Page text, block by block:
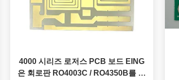
4000 시리즈 로저스 PCB 보드 EING
은 회로판 RO4003C / RO4350B를 성